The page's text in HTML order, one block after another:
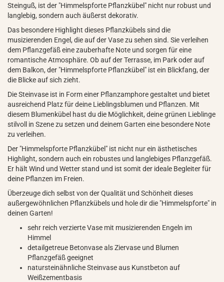
Steinguß, ist der "Himmelspforte Pflanzkübel" nicht nur robust und
langlebig, sondern auch äußerst dekorativ.
Das besondere Highlight dieses Pflanzkübels sind die
musizierenden Engel, die auf der Vase zu sehen sind. Sie verleihen
dem Pflanzgefäß eine zauberhafte Note und sorgen für eine
romantische Atmosphäre. Ob auf der Terrasse, im Park oder auf
dem Balkon, der "Himmelspforte Pflanzkübel" ist ein Blickfang, der
die Blicke auf sich zieht.
Die Steinvase ist in Form einer Pflanzamphore gestaltet und bietet
ausreichend Platz für deine Lieblingsblumen und Pflanzen. Mit
diesem Blumenkübel hast du die Möglichkeit, deine grünen Lieblinge
stilvoll in Szene zu setzen und deinem Garten eine besondere Note
zu verleihen.
Der "Himmelspforte Pflanzkübel" ist nicht nur ein ästhetisches
Highlight, sondern auch ein robustes und langlebiges Pflanzgefäß.
Er hält Wind und Wetter stand und ist somit der ideale Begleiter für
deine Pflanzen im Freien.
Überzeuge dich selbst von der Qualität und Schönheit dieses
außergewöhnlichen Pflanzkübels und hole dir die "Himmelspforte" in
deinen Garten!
sehr reich verzierte Vase mit musizierenden Engeln im
Himmel
detailgetreue Betonvase als Ziervase und Blumen
Pflanzgefäß geeignet
natursteinähnliche Steinvase aus Kunstbeton auf
Weißzementbasis